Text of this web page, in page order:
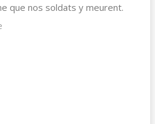
que nos soldats y meurent.